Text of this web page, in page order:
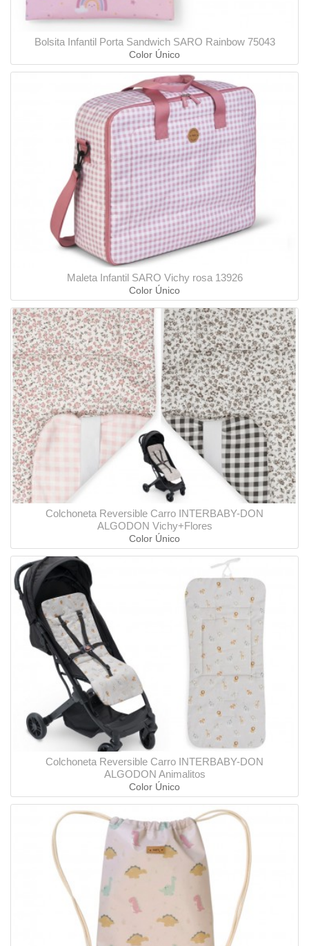
Bolsita Infantil Porta Sandwich SARO Rainbow 75043
Color Único
Maleta Infantil SARO Vichy rosa 13926
Color Único
Colchoneta Reversible Carro INTERBABY-DON
ALGODON Vichy+Flores
Color Único
Colchoneta Reversible Carro INTERBABY-DON
ALGODON Animalitos
Color Único